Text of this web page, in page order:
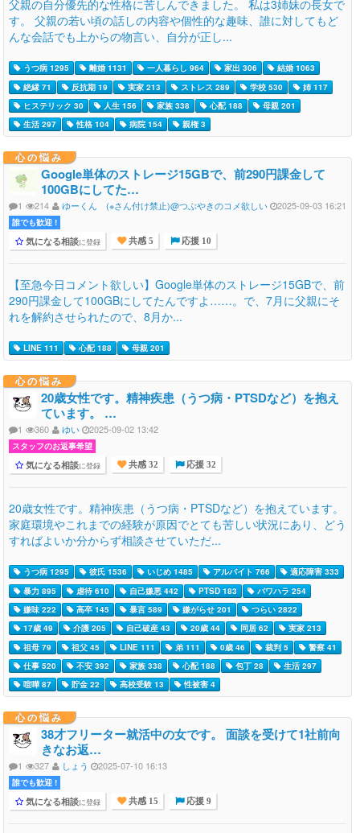
父親の自分優先的な性格に苦しんできました。 私は3姉妹の長女で
す。 父親の若い頃の話しの内容や個性的な趣味、誰に対してもど
んな会話でも上からの物言い、自分が正し...
うつ病 1295 離婚 1131 一人暮らし 964 家出 306
結婚 1063
絶縁 71
反抗期 19 実家 213 ストレス 289 学校 530
姉 117
ヒステリック 30
人生 156 家族 338 心配 188
母親 201
生活 297
性格 104 病院 154 親権 3
心の悩み
Google単体のストレージ15GBで、前290円課金して
100GBにしてた…
1 214 ゆーくん (※さん付け禁止)@つぶやきのコメ欲しい 2025-09-03 16:21
誰でも歓迎 !
気になる相談に登録 共感 5 応援 10
【至急今日コメント欲しい】Google単体のストレージ15GBで、前
290円課金して100GBにしてたんですよ……。で、7月に父親にそ
れを解約させられたので、8月か...
LINE 111 心配 188 母親 201
心の悩み
20歳女性です。精神疾患（うつ病・PTSDなど）を抱え
ています。 …
1 360 ゆい 2025-09-02 13:42
スタッフのお返事希望
気になる相談に登録 共感 32 応援 32
20歳女性です。精神疾患（うつ病・PTSDなど）を抱えています。
家庭環境やこれまでの経験が原因でとても苦しい状況にあり、どう
すればよいか分からず相談させていただ...
うつ病 1295 彼氏 1536 いじめ 1485 アルバイト 766
適応障害 333
暴力 895
虐待 610 自己嫌悪 442 PTSD 183
パワハラ 254
嫌味 222
高卒 145 暴言 589 嫌がらせ 201
つらい 2822
17歳 49
介護 205 自己破産 43 20歳 44 同居 62
実家 213
祖母 79
祖父 45 LINE 111 弟 111 0歳 46 裁判 5
警察 41
仕事 520
不安 392 家族 338 心配 188 包丁 28
生活 297
喧嘩 87
貯金 22 高校受験 13 性被害 4
心の悩み
38才フリーター就活中の女です。 面談を受けて1社前向
きなお返…
1 327 しょう 2025-07-10 16:13
誰でも歓迎 !
気になる相談に登録 共感 15 応援 9